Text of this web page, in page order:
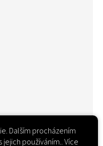
Dalším procházením
používáním.. Více